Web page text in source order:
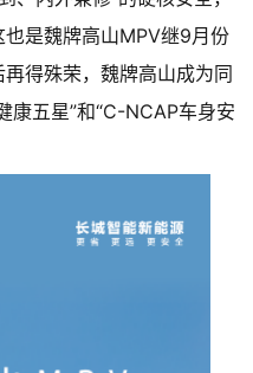
是魏牌高山MPV继9月份
得殊荣，魏牌高山成为同
康五星”和“C-NCAP车身安